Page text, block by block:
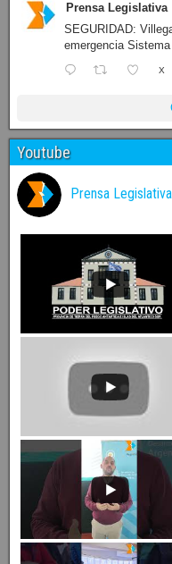
Prensa Legislativa
SEGURIDAD:
emergencia
X
Youtube
Prensa